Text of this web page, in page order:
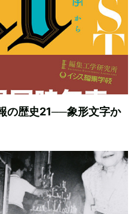
の歴史21──象形文字か